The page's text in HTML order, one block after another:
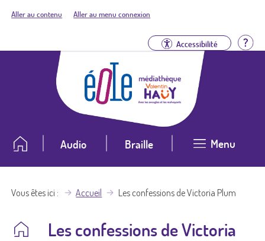
Aller au contenu Aller au menu connexion
Accessibilité
Audio Braille Menu
Vous êtes ici Accueil Les confessions de Victoria Plum
Les confessions de Victoria